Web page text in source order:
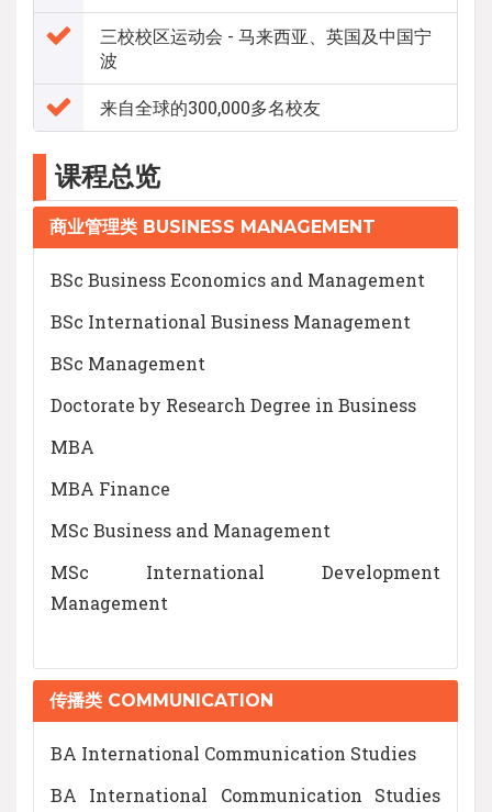
三校校区运动会 - 马来西亚、英国及中国宁
波
来自全球的300,000多名校友
课程总览
商业管理类 BUSINESS MANAGEMENT
BSc Business Economics and Management
BSc International Business Management
BSc Management
Doctorate by Research Degree in Business
MBA
MBA Finance
MSc Business and Management
MSc International Development
Management
传播类 COMMUNICATION
BA International Communication Studies
BA International Communication Studies